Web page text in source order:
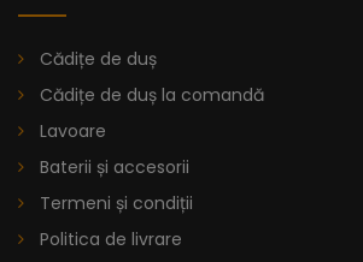
Cădițe de duș
Cădițe de duș la comandă
Lavoare
Baterii și accesorii
Termeni și condiții
Politica de livrare